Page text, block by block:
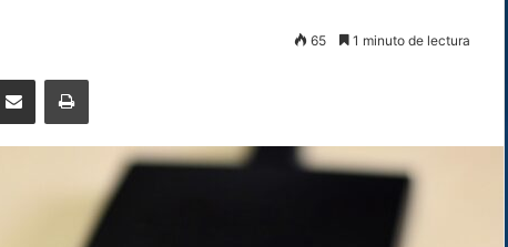
65 1 minuto de lectura
Compartir por correo electrónicoImprimir